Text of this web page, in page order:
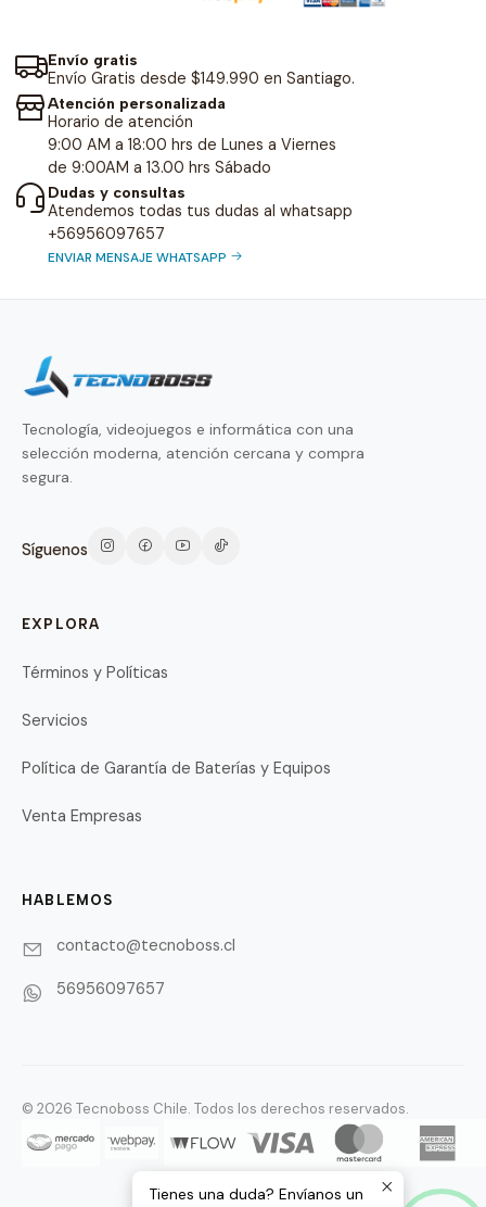
Envío gratis
Envío Gratis desde $149.990 en Santiago.
Atención personalizada
Horario de atención
9:00 AM a 18:00 hrs de Lunes a Viernes
de 9:00AM a 13.00 hrs Sábado
Dudas y consultas
Atendemos todas tus dudas al whatsapp
+56956097657
ENVIAR MENSAJE WHATSAPP
Tecnología, videojuegos e informática con una
selección moderna, atención cercana y compra
segura.
Síguenos
EXPLORA
Términos y Políticas
Servicios
Política de Garantía de Baterías y Equipos
Venta Empresas
HABLEMOS
contacto@tecnoboss.cl
56956097657
© 2026 Tecnoboss Chile. Todos los derechos reservados.
Tienes una duda? Envíanos un